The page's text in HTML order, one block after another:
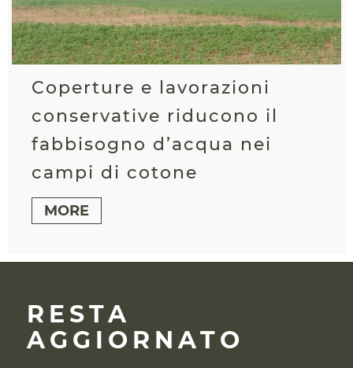
Coperture e lavorazioni
conservative riducono il
fabbisogno d’acqua nei
campi di cotone
MORE
RESTA
AGGIORNATO